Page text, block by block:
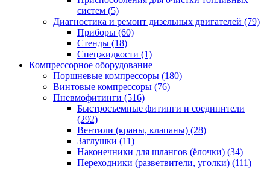
систем (5)
Диагностика и ремонт дизельных двигателей (79)
Приборы (60)
Стенды (18)
Спецжидкости (1)
Компрессорное оборудование
Поршневые компрессоры (180)
Винтовые компрессоры (76)
Пневмофитинги (516)
Быстросъемные фитинги и соединители
(292)
Вентили (краны, клапаны) (28)
Заглушки (11)
Наконечники для шлангов (ёлочки) (34)
Переходники (разветвители, уголки) (111)